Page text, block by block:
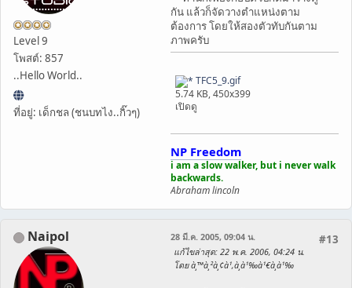
Level 9
โพสต์: 857
..Hello World..
ที่อยู่: เด็กชล (ชนบทไง..กิ๊วๆ)
กัน แล้วก็จัดวางตำแหน่งตาม
ต้องการ โดยให้สองตัวทับกันตาม
ภาพครับ
TFC5_9.gif
5.74 KB, 450x399
เปิดดู
NP Freedom
i am a slow walker, but i never walk
backwards.
Abraham lincoln
Naipol #13
28 มี.ค. 2005, 09:04 น.
แก้ไขล่าสุด: 22 พ.ค. 2006, 04:24 น.
โดย à¸™à¸²à¸¢à¹‚à¸­à¹‰à¹€à¸­à¹‰